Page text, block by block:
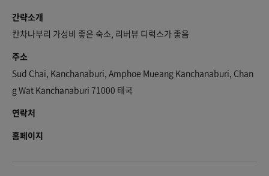
간략소개
칸차나부리 가성비 좋은 숙소, 리버뷰 디럭스가 좋음
주소
Sud Chai, Kanchanaburi, Amphoe Mueang Kanchanaburi, Chan
g Wat Kanchanaburi 71000 태국
연락처
홈페이지